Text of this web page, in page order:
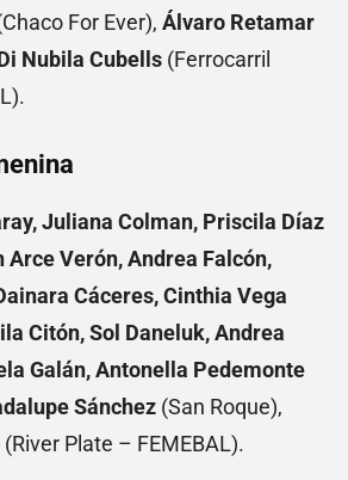
For Ever), Álvaro Retamar
Nubila Cubells (Ferrocarril
Juliana Colman, Priscila Díaz
Arce Verón, Andrea Falcón,
Cáceres, Cinthia Vega
Citón, Sol Daneluk, Andrea
Galán, Antonella Pedemonte
Sánchez (San Roque),
(River Plate – FEMEBAL).